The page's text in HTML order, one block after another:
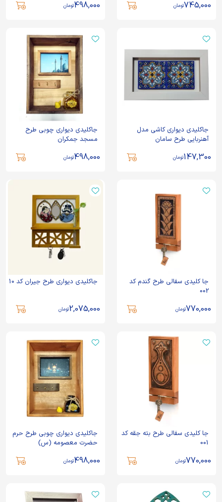
745,000تومان 498,000تومان
جاکلیدی دیواری کاشی مدل
آهنربایی طرح سامان
147,300تومان
جاکلیدی دیواری چوبی طرح
مسجد جمکران
498,000تومان
جا کلیدی سفالی طرح گندم کد
002
770,000تومان
جاکلیدی دیواری طرح جیران کد 10
2,075,000تومان
جا کلیدی سفالی طرح بته جقه کد
001
770,000تومان
جاکلیدی دیواری چوبی طرح حرم
حضرت معصومه (س)
498,000تومان